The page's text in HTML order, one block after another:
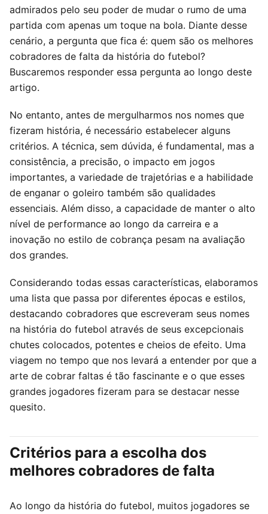
admirados pelo seu poder de mudar o rumo de uma
partida com apenas um toque na bola. Diante desse
cenário, a pergunta que fica é: quem são os melhores
cobradores de falta da história do futebol?
Buscaremos responder essa pergunta ao longo deste
artigo.
No entanto, antes de mergulharmos nos nomes que
fizeram história, é necessário estabelecer alguns
critérios. A técnica, sem dúvida, é fundamental, mas a
consistência, a precisão, o impacto em jogos
importantes, a variedade de trajetórias e a habilidade
de enganar o goleiro também são qualidades
essenciais. Além disso, a capacidade de manter o alto
nível de performance ao longo da carreira e a
inovação no estilo de cobrança pesam na avaliação
dos grandes.
Considerando todas essas características, elaboramos
uma lista que passa por diferentes épocas e estilos,
destacando cobradores que escreveram seus nomes
na história do futebol através de seus excepcionais
chutes colocados, potentes e cheios de efeito. Uma
viagem no tempo que nos levará a entender por que a
arte de cobrar faltas é tão fascinante e o que esses
grandes jogadores fizeram para se destacar nesse
quesito.
Critérios para a escolha dos
melhores cobradores de falta
Ao longo da história do futebol, muitos jogadores se